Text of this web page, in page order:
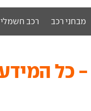
מבחני רכב רכב חשמלי